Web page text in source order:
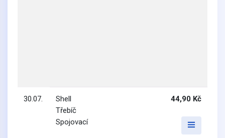
30.07.
Shell
Třebíč
Spojovací
44,90 Kč